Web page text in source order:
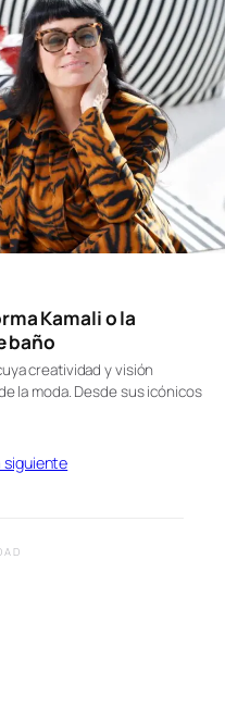
Kamali o la
baño
creatividad y visión
la moda. Desde sus icónicos
siguiente